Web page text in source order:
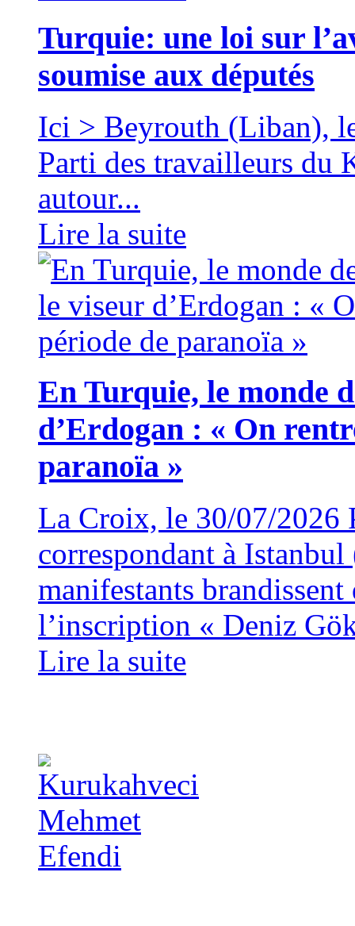
Turquie: une loi sur
soumise aux députés
Ici > Beyrouth (Liban),
Parti des travailleurs du
autour...
Lire la suite
En Turquie, le monde
d’Erdogan : « On
paranoïa »
La Croix, le 30/07/2026
correspondant à
manifestants brandissent
l’inscription « Deniz
Lire la suite